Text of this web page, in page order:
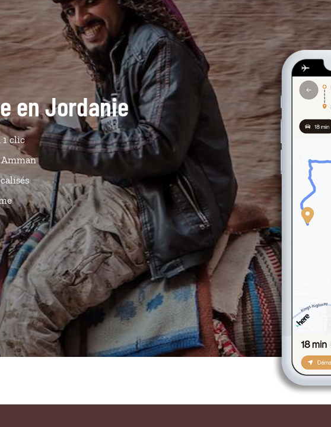
en Jordanie
1 clic
Amman